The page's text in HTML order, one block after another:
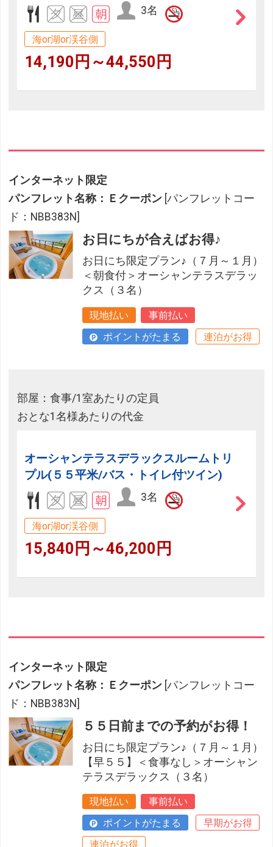
3名
海or湖or渓谷側
14,190円～44,550円
インターネット限定
パンフレット名称：Ｅクーポン [パンフレットコー
ド：NBB383N]
お日にちが合えばお得♪
お日にち限定プラン♪（７月～１月）
＜朝食付＞オーシャンテラスデラッ
クス（３名）
現地払い
事前払い
ポイントがたまる
連泊がお得
部屋：食事/1室あたりの定員
おとな1名様あたりの代金
オーシャンテラスデラックスルームトリ
プル(５５平米/バス・トイレ付ツイン)
3名
海or湖or渓谷側
15,840円～46,200円
インターネット限定
パンフレット名称：Ｅクーポン [パンフレットコー
ド：NBB383N]
５５日前までの予約がお得！
お日にち限定プラン♪（７月～１月）
【早５５】＜食事なし＞オーシャン
テラスデラックス（３名）
現地払い
事前払い
ポイントがたまる
早期がお得
連泊がお得